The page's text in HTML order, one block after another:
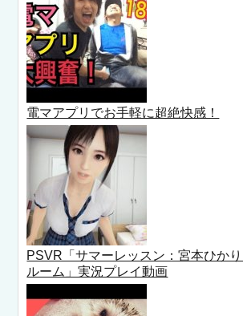
電マアプリでお手軽に超絶快感！
PSVR「サマーレッスン：宮本ひか
ルーム」実況プレイ動画